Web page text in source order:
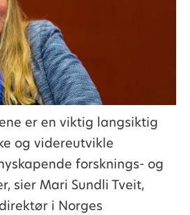
er en viktig langsiktig
og videreutvikle
forsknings- og
sier Mari Sundli Tveit,
i Norges